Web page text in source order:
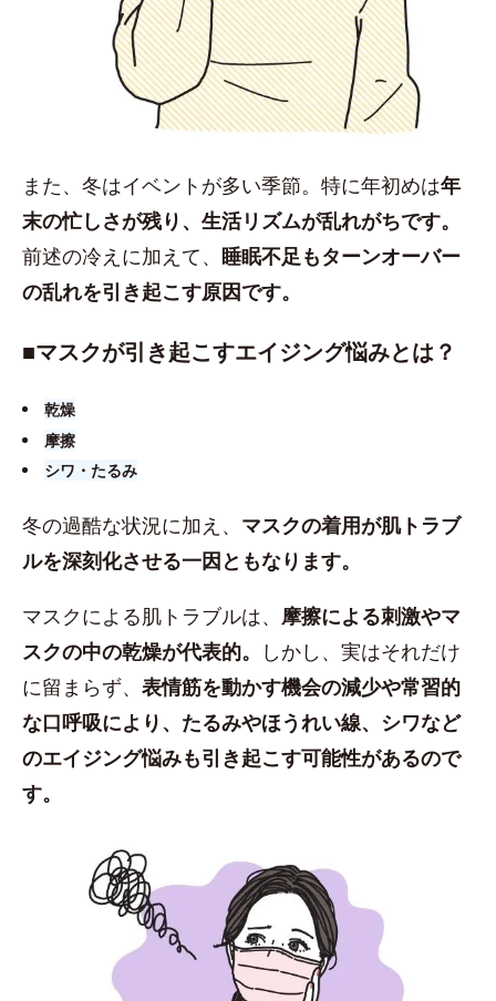
また、冬はイベントが多い季節。特に年初めは年
末の忙しさが残り、生活リズムが乱れがちです。
前述の冷えに加えて、 睡眠不足もターンオーバー
の乱れを引き起こす原因です。
■​マスクが引き起こすエイジング悩みとは？
乾燥
摩擦
シワ・たるみ
冬の過酷な状況に加え、 マスクの着用が肌トラブ
ルを深刻化させる一因ともなります。
マスクによる肌トラブルは、 摩擦による刺激やマ
スクの中の乾燥が代表的。
しかし、実はそれだけ
に留まらず、 表情筋を動かす機会の減少や常習的
な口呼吸により、たるみやほうれい線、シワなど
のエイジング悩みも引き起こす可能性があるので
す。